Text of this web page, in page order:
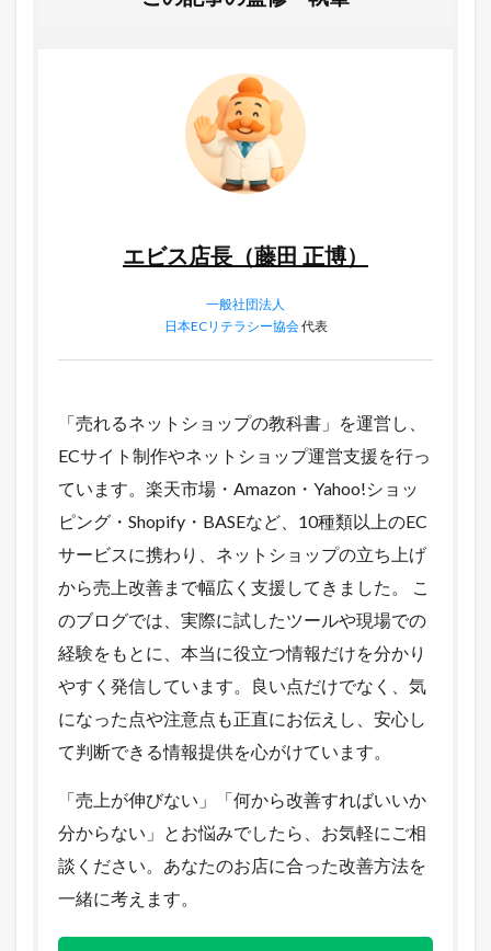
エビス店長（藤田 正博）
一般社団法人
日本ECリテラシー協会代表
「売れるネットショップの教科書」を運営し、
ECサイト制作やネットショップ運営支援を行っ
ています。楽天市場・Amazon・Yahoo!ショッ
ピング・Shopify・BASEなど、10種類以上のEC
サービスに携わり、ネットショップの立ち上げ
から売上改善まで幅広く支援してきました。 こ
のブログでは、実際に試したツールや現場での
経験をもとに、本当に役立つ情報だけを分かり
やすく発信しています。良い点だけでなく、気
になった点や注意点も正直にお伝えし、安心し
て判断できる情報提供を心がけています。
「売上が伸びない」「何から改善すればいいか
分からない」とお悩みでしたら、お気軽にご相
談ください。あなたのお店に合った改善方法を
一緒に考えます。